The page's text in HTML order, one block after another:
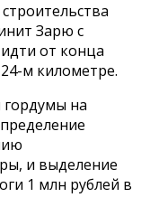
Зарю с
от конца
м километре.
гордумы на
и выделение
1 млн рублей в